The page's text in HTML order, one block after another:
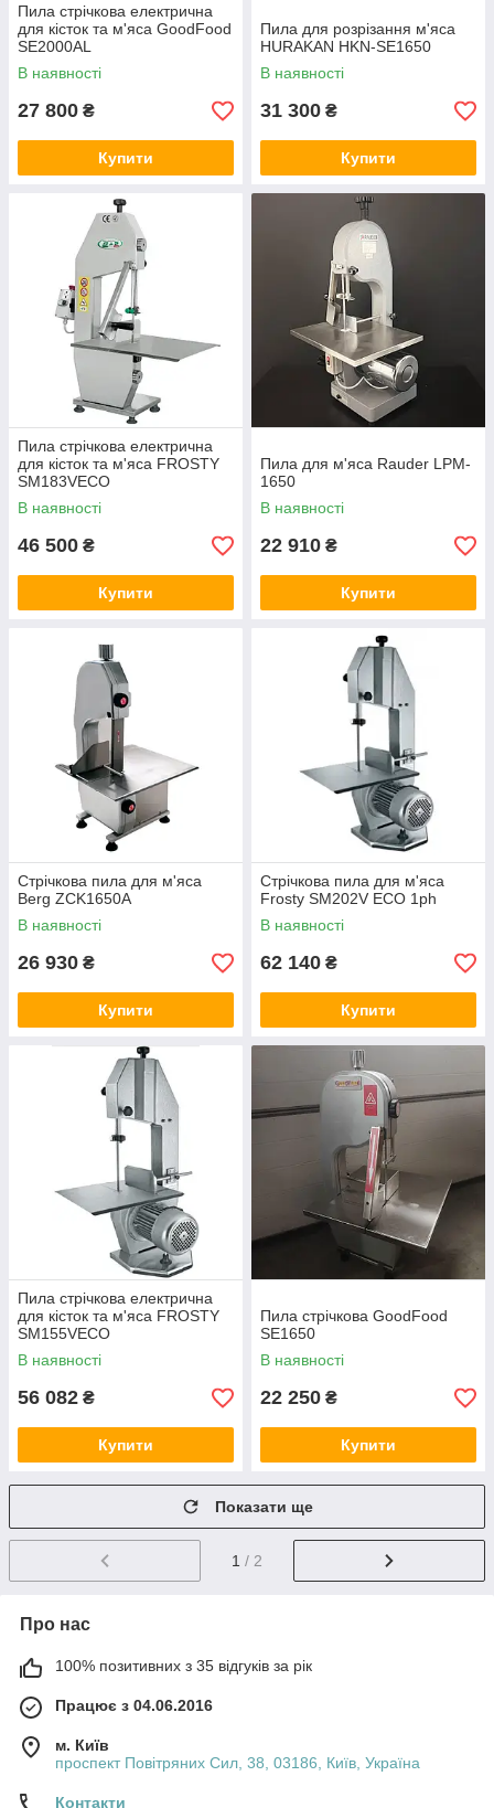
Пила стрічкова електрична
для кісток та м'яса GoodFood
SE2000AL
В наявності
27 800 ₴
Купити
Пила для розрізання м'яса
HURAKAN HKN-SE1650
В наявності
31 300 ₴
Купити
Пила стрічкова електрична
для кісток та м'яса FROSTY
SM183VECO
В наявності
46 500 ₴
Купити
Пила для м'яса Rauder LPM-
1650
В наявності
22 910 ₴
Купити
Стрічкова пила для м'яса
Berg ZCK1650A
В наявності
26 930 ₴
Купити
Стрічкова пила для м'яса
Frosty SM202V ECO 1ph
В наявності
62 140 ₴
Купити
Пила стрічкова електрична
для кісток та м'яса FROSTY
SM155VECO
В наявності
56 082 ₴
Купити
Пила стрічкова GoodFood
SE1650
В наявності
22 250 ₴
Купити
Показати ще
1 / 2
Про нас
100% позитивних з 35 відгуків за рік
Працює з 04.06.2016
м. Київ
проспект Повітряних Сил, 38, 03186, Київ, Україна
Контакти